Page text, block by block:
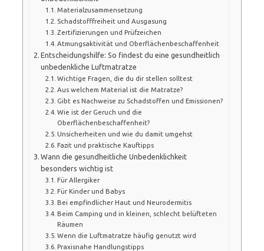
Materialzusammensetzung
Schadstofffreiheit und Ausgasung
Zertifizierungen und Prüfzeichen
Atmungsaktivität und Oberflächenbeschaffenheit
Entscheidungshilfe: So findest du eine gesundheitlich
unbedenkliche Luftmatratze
Wichtige Fragen, die du dir stellen solltest
Aus welchem Material ist die Matratze?
Gibt es Nachweise zu Schadstoffen und Emissionen?
Wie ist der Geruch und die
Oberflächenbeschaffenheit?
Unsicherheiten und wie du damit umgehst
Fazit und praktische Kauftipps
Wann die gesundheitliche Unbedenklichkeit
besonders wichtig ist
Für Allergiker
Für Kinder und Babys
Bei empfindlicher Haut und Neurodermitis
Beim Camping und in kleinen, schlecht belüfteten
Räumen
Wenn die Luftmatratze häufig genutzt wird
Praxisnahe Handlungstipps